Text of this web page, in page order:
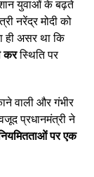
युवाओं के बढ़ते
नरेंद्र मोदी को
ही असर था कि
करस्थिति पर
वाली और गंभीर
प्रधानमंत्री ने
पर एक